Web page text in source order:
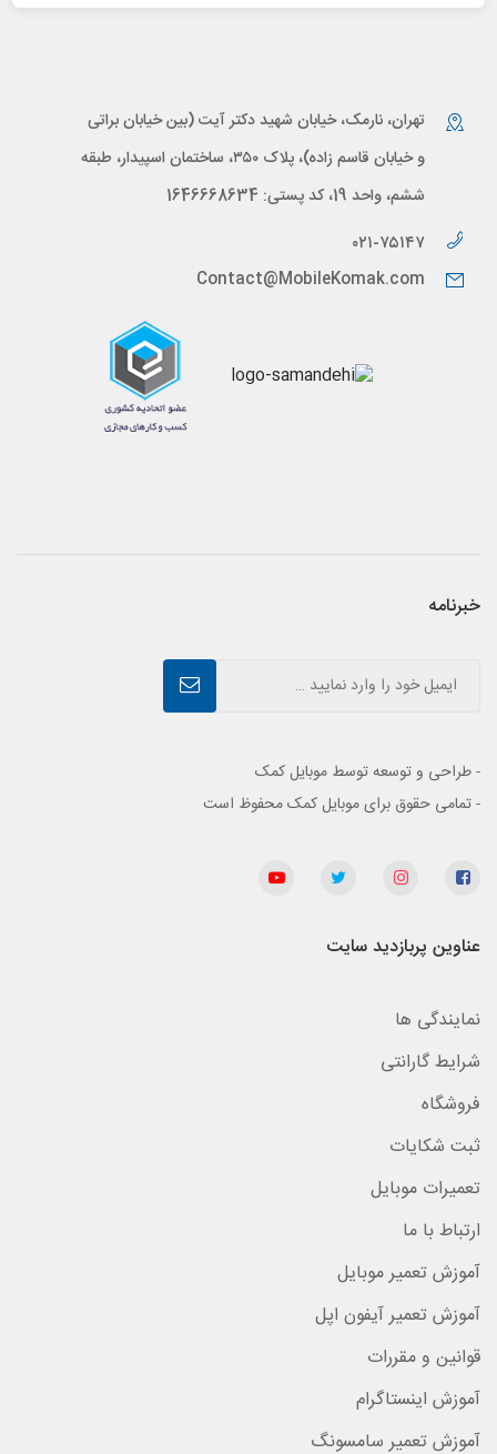
تهران، نارمک، خیابان شهید دکتر آیت (بین خیابان براتی
و خیابان قاسم زاده)، پلاک ۳۵۰، ساختمان اسپیدار، طبقه
ششم، واحد 19، کد پستی: 1646668634
۰۲۱-۷۵۱۴۷
Contact@MobileKomak.com
خبرنامه
- طراحی و توسعه توسط موبایل کمک
- تمامی حقوق برای موبایل کمک محفوظ است
عناوین پربازدید سایت
نمایندگی ها
شرایط گارانتی
فروشگاه
ثبت شکایات
تعمیرات موبایل
ارتباط با ما
آموزش تعمیر موبایل
آموزش تعمیر آیفون اپل
قوانین و مقررات
آموزش اینستاگرام
آموزش تعمیر سامسونگ